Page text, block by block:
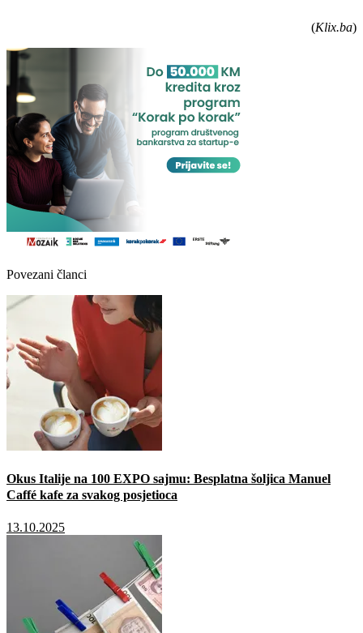
(Klix.ba)
Povezani članci
Okus Italije na 100 EXPO sajmu: Besplatna šoljica Manuel
Caffé kafe za svakog posjetioca
13.10.2025